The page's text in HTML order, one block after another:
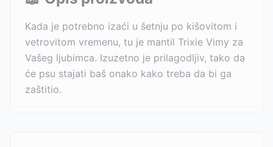
Kada je potrebno izaći u šetnju po kišovitom i
vetrovitom vremenu, tu je mantil Trixie Vimy za
Vašeg ljubimca. Izuzetno je prilagodljiv, tako da
će psu stajati baš onako kako treba da bi ga
zaštitio.